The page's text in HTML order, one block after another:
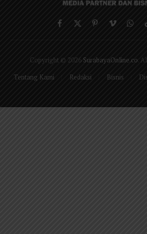
Facebook
X
PinterestVimeo
Copyright © 2026 SurabayaOnline.co .
Tentang Kami
Redaksi Bisnis